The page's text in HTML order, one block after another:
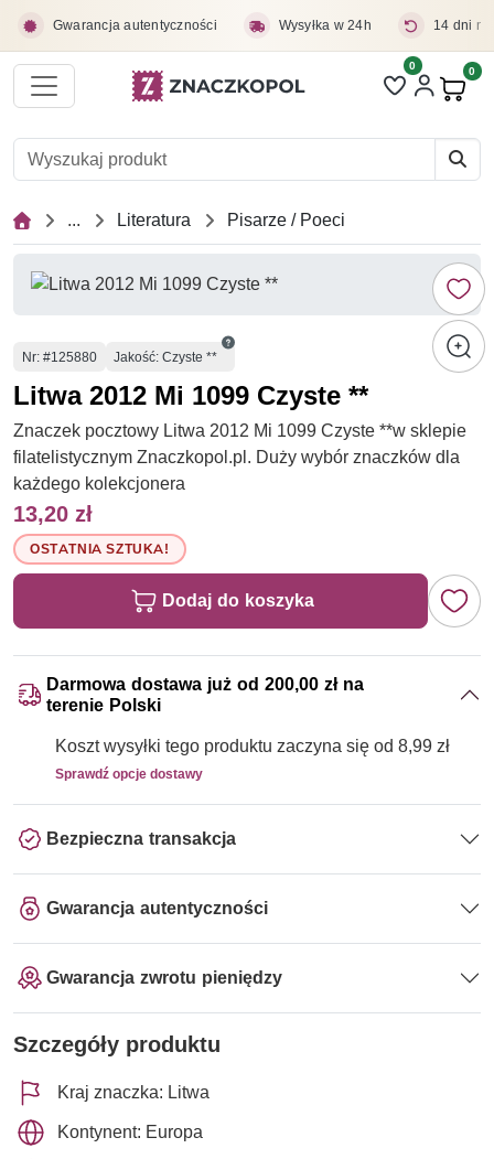
Gwarancja autentyczności Wysyłka w 24h 14 dni
Liczba pozycji
0 0
... Literatura Pisarze / Poeci
Numer
Nr: #125880 Jakość: Czyste **
Litwa 2012 Mi 1099 Czyste **
Znaczek pocztowy Litwa 2012 Mi 1099 Czyste **w sklepie
filatelistycznym Znaczkopol.pl. Duży wybór znaczków dla
każdego kolekcjonera
13,20 zł
OSTATNIA SZTUKA!
Dodaj do koszyka
Darmowa dostawa już od 200,00 zł na
terenie Polski
Koszt wysyłki tego produktu zaczyna się od 8,99 zł
Sprawdź opcje dostawy
Bezpieczna transakcja
Gwarancja autentyczności
Gwarancja zwrotu pieniędzy
Szczegóły produktu
Kraj znaczka: Litwa
Kontynent: Europa